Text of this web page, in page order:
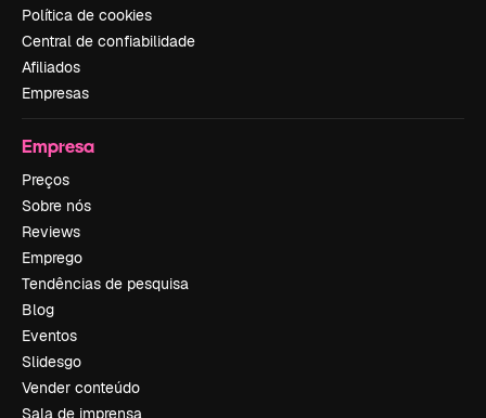
Política de cookies
Central de confiabilidade
Afiliados
Empresas
Empresa
Preços
Sobre nós
Reviews
Emprego
Tendências de pesquisa
Blog
Eventos
Slidesgo
Vender conteúdo
Sala de imprensa